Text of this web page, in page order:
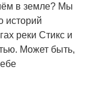
в земле? Мы
историй
реки Стикс и
Может быть,